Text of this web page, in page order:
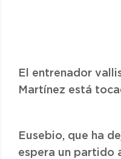
El entrenador
Martínez está
Eusebio, que ha
espera un partido